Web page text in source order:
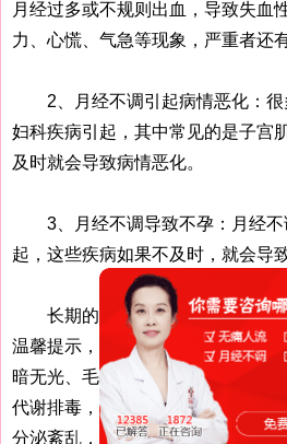
月经过多或不规则出血，导致失血
力、心慌、气急等现象，严重者还
2、月经不调引起病情恶化：很
妇科疾病引起，其中常见的是子宫
及时就会导致病情恶化。
3、月经不调导致不孕：月经不
起，这些疾病如果不及时，就会导
长期的月经不调对女性有什么
温馨提示，30岁左右的女性：皮肤
暗无光、毛孔粗大、粗糙等不正常
代谢排毒，易衰老和引起不孕。
分泌紊乱，女性第二性症明显衰退